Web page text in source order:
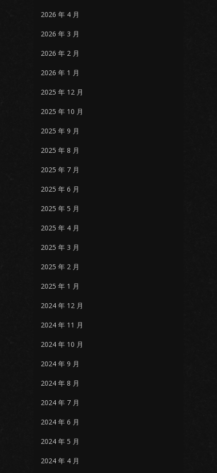
2026 年 4 月
2026 年 3 月
2026 年 2 月
2026 年 1 月
2025 年 12 月
2025 年 10 月
2025 年 9 月
2025 年 8 月
2025 年 7 月
2025 年 6 月
2025 年 5 月
2025 年 4 月
2025 年 3 月
2025 年 2 月
2025 年 1 月
2024 年 12 月
2024 年 11 月
2024 年 10 月
2024 年 9 月
2024 年 8 月
2024 年 7 月
2024 年 6 月
2024 年 5 月
2024 年 4 月